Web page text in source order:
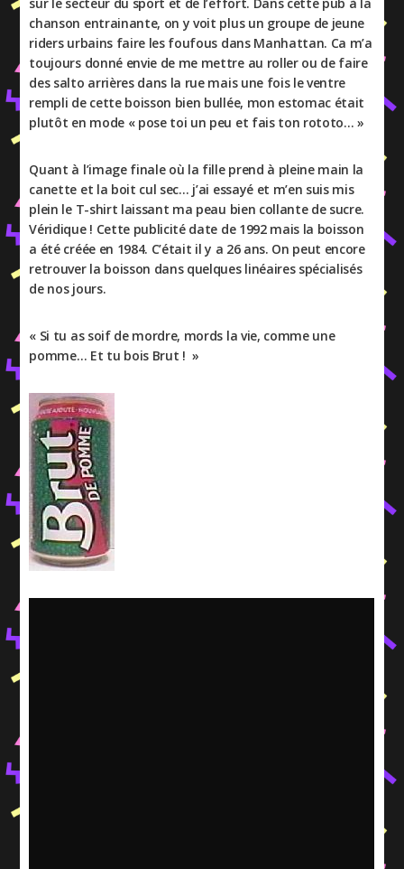
chanson entrainante, on y voit plus un groupe de jeune
riders urbains faire les foufous dans Manhattan. Ca m’a
toujours donné envie de me mettre au roller ou de faire
des salto arrières dans la rue mais une fois le ventre
rempli de cette boisson bien bullée, mon estomac était
plutôt en mode « pose toi un peu et fais ton rototo… »
Quant à l’image finale où la fille prend à pleine main la
canette et la boit cul sec… j’ai essayé et m’en suis mis
plein le T-shirt laissant ma peau bien collante de sucre.
Véridique ! Cette publicité date de 1992 mais la boisson
a été créée en 1984. C’était il y a 26 ans. On peut encore
retrouver la boisson dans quelques linéaires spécialisés
de nos jours.
« Si tu as soif de mordre, mords la vie, comme une
pomme… Et tu bois Brut ! »